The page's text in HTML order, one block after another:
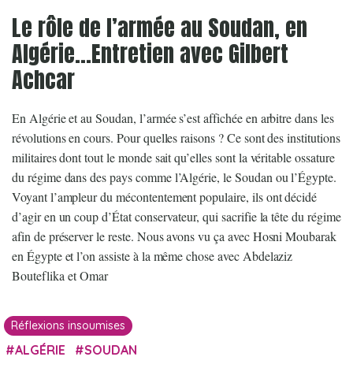
Le rôle de l’armée au Soudan, en
Algérie…Entretien avec Gilbert
Achcar
En Algérie et au Soudan, l’armée s’est affichée en arbitre dans les
révolutions en cours. Pour quelles raisons ? Ce sont des institutions
militaires dont tout le monde sait qu’elles sont la véritable ossature
du régime dans des pays comme l’Algérie, le Soudan ou l’Égypte.
Voyant l’ampleur du mécontentement populaire, ils ont décidé
d’agir en un coup d’État conservateur, qui sacrifie la tête du régime
afin de préserver le reste. Nous avons vu ça avec Hosni Moubarak
en Égypte et l’on assiste à la même chose avec Abdelaziz
Bouteflika et Omar
Réflexions insoumises
ALGÉRIE SOUDAN